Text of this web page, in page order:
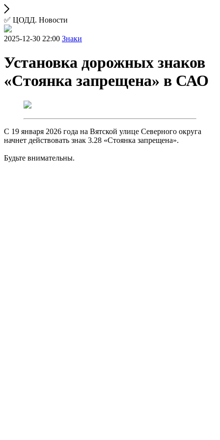
✅ ЦОДД. Новости
2025-12-30 22:00 Знаки
Установка дорожных знаков
«Стоянка запрещена» в САО
С 19 января 2026 года на Вятской улице Северного округа
начнет действовать знак 3.28 «Стоянка запрещена».
Будьте внимательны.